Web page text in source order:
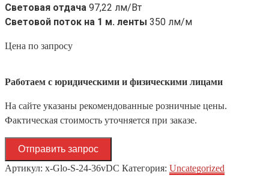
Световая отдача 97,22 лм/Вт
Световой поток на 1 м. ленты 350 лм/м
Цена по запросу
Работаем с юридическими и физическими лицами
На сайте указаны рекомендованные розничные цены.
Фактическая стоимость уточняется при заказе.
Отправить запрос
Артикул: x-Glo-S-24-36vDC Категория: Uncategorized